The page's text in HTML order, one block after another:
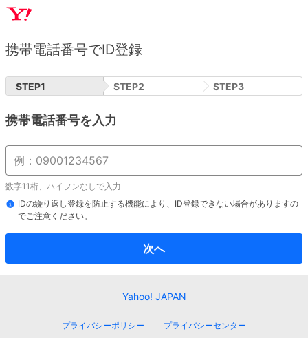
携帯電話番号でID登録
STEP1 STEP2 STEP3
携帯電話番号を入力
数字11桁、ハイフンなしで入力
IDの繰り返し登録を防止する機能により、ID登録できない場合がありますの
でご注意ください。
次へ
Yahoo! JAPAN
プライバシーポリシー
プライバシーセンター